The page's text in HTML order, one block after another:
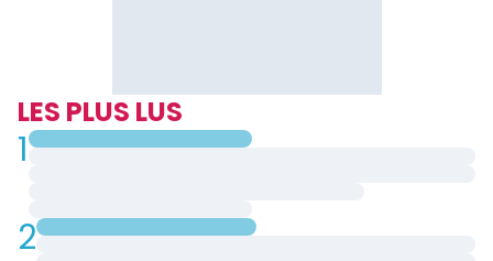
LES PLUS LUS
1
2